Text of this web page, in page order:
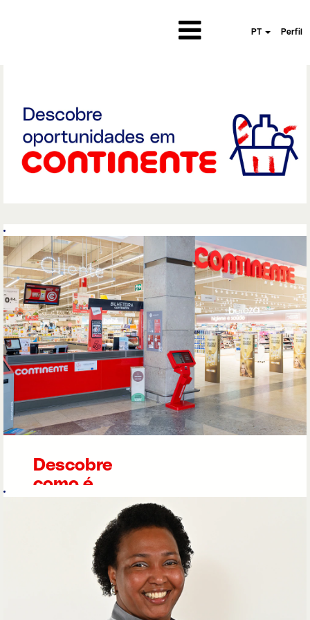
PT Perfil
Descobre
como é
trabalhar
Continente
Continente
é a
nossa insígnia de
hipermercados de
retalho alimentar.